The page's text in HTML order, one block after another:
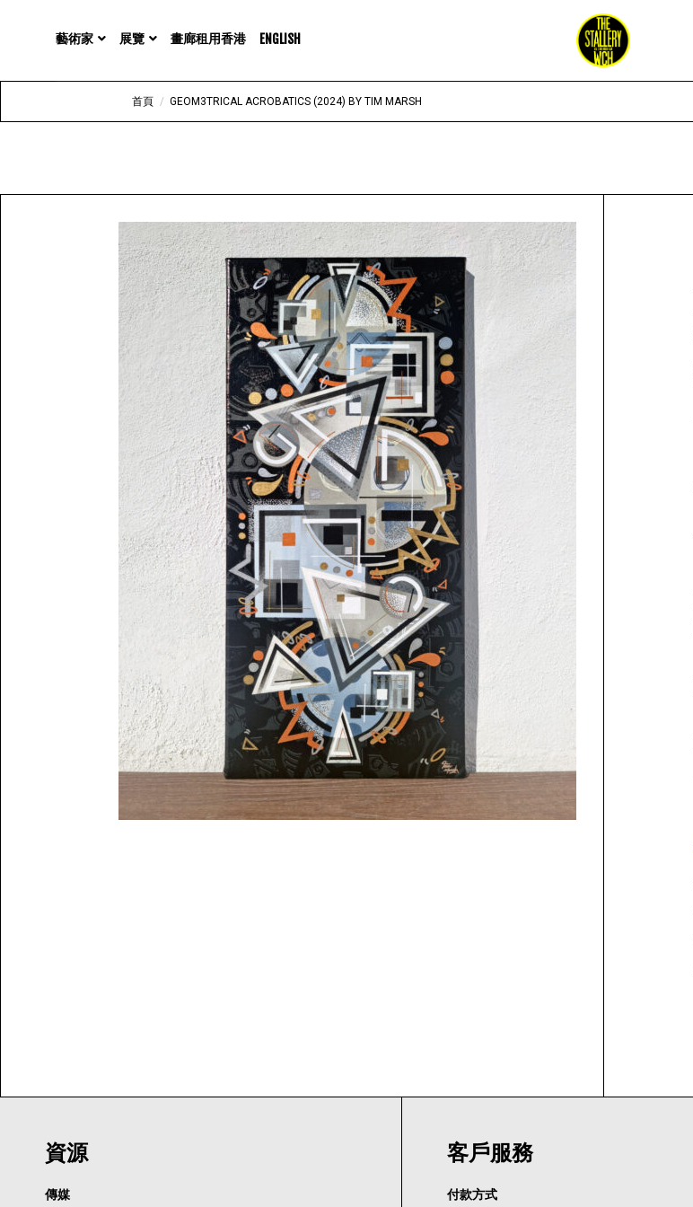
藝術家 展覽 畫廊租用香港 ENGLISH
首頁 / GEOM3TRICAL ACROBATICS (2024) BY TIM MARSH
資源
傳媒
客戶服務
付款方式